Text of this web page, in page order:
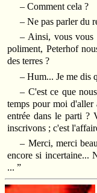
– Comment cela ?
– Ne pas parler du
– Ainsi, vous vous
poliment, Peterhof
des terres ?
– Hum... Je me dis
– C'est ce que
temps pour moi d'aller
entrée dans le parti ?
inscrivons ; c'est
– Merci, merci
encore si incertaine...
... ”